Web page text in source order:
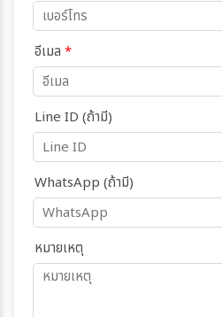
อีเมล *
Line ID (ถ้ามี)
WhatsApp (ถ้ามี)
หมายเหตุ